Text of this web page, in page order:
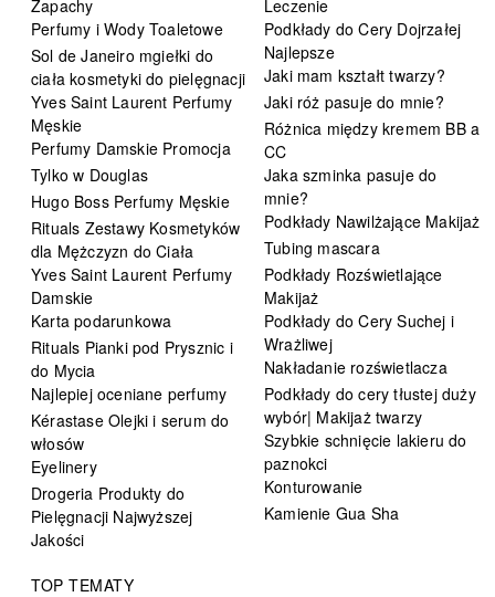
Zapachy
Perfumy i Wody Toaletowe
Sol de Janeiro mgiełki do
ciała kosmetyki do pielęgnacji
Yves Saint Laurent Perfumy
Męskie
Perfumy Damskie Promocja
Tylko w Douglas
Hugo Boss Perfumy Męskie
Rituals Zestawy Kosmetyków
dla Mężczyzn do Ciała
Yves Saint Laurent Perfumy
Damskie
Karta podarunkowa
Rituals Pianki pod Prysznic i
do Mycia
Najlepiej oceniane perfumy
Kérastase Olejki i serum do
włosów
Eyelinery
Drogeria Produkty do
Pielęgnacji Najwyższej
Jakości
Leczenie
Podkłady do Cery Dojrzałej
Najlepsze
Jaki mam kształt twarzy?
Jaki róż pasuje do mnie?
Różnica między kremem BB a
CC
Jaka szminka pasuje do
mnie?
Podkłady Nawilżające Makijaż
Tubing mascara
Podkłady Rozświetlające
Makijaż
Podkłady do Cery Suchej i
Wrażliwej
Nakładanie rozświetlacza
Podkłady do cery tłustej duży
wybór| Makijaż twarzy
Szybkie schnięcie lakieru do
paznokci
Konturowanie
Kamienie Gua Sha
TOP TEMATY